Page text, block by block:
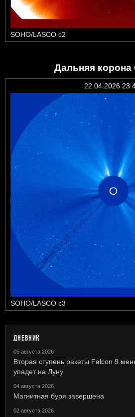
SOHO/LASCO c2
Дальняя корона
22.04.2026
SOHO/LASCO c3
ДНЕВНИК
05 августа 2026
Вторая ступень ракеты Falcon 9
упадет на Луну
04 августа 2026
Магнитная буря завершена
02 августа 2026